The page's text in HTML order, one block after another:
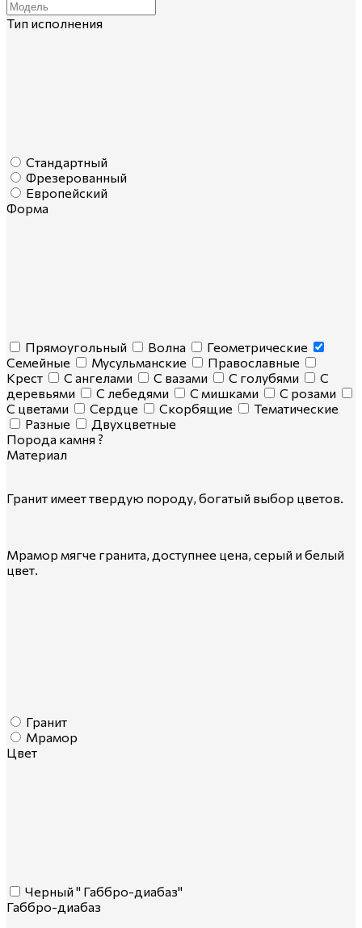
Тип исполнения
Стандартный
Фрезерованный
Европейский
Форма
Прямоугольный Волна
Геометрические
Семейные
Мусульманские
Православные
Крест
С ангелами С вазами С голубями
С
деревьями
С лебедями С мишками
С розами
С цветами
Сердце Скорбящие
Тематические
Разные
Двухцветные
Порода камня ?
Материал
Гранит имеет твердую породу, богатый выбор цветов.
Мрамор мягче гранита, доступнее цена, серый и белый
цвет.
Гранит
Мрамор
Цвет
Черный " Габбро-диабаз"
Габбро-диабаз